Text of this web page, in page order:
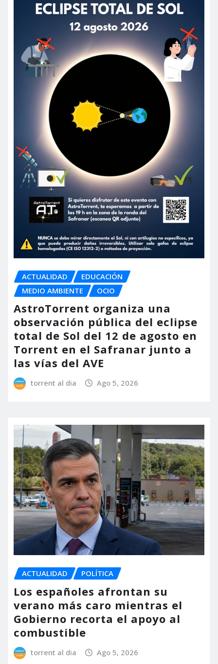
ACTUALIDAD
EDUCACIÓN
MEDIO AMBIENTE
OCIO
AstroTorrent organiza una
observación pública del eclipse
total de Sol del 12 de agosto en
Torrent en el Safranar junto a
las vías del AVE
torrent al dia Ago 5, 2026
ACTUALIDAD POLÍTICA
Los españoles afrontan su
verano más caro mientras el
Gobierno recorta el apoyo al
combustible
torrent al dia Ago 5, 2026